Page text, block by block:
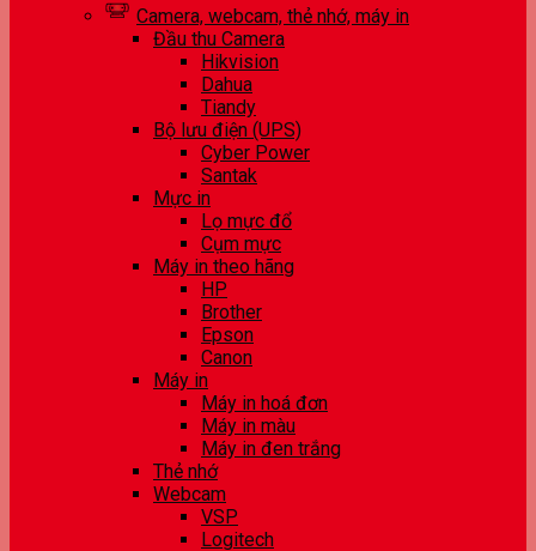
Camera, webcam, thẻ nhớ, máy in
Đầu thu Camera
Hikvision
Dahua
Tiandy
Bộ lưu điện (UPS)
Cyber Power
Santak
Mực in
Lọ mực đổ
Cụm mực
Máy in theo hãng
HP
Brother
Epson
Canon
Máy in
Máy in hoá đơn
Máy in màu
Máy in đen trắng
Thẻ nhớ
Webcam
VSP
Logitech